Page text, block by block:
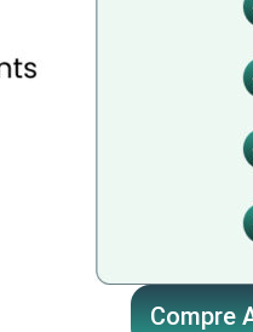
Compre